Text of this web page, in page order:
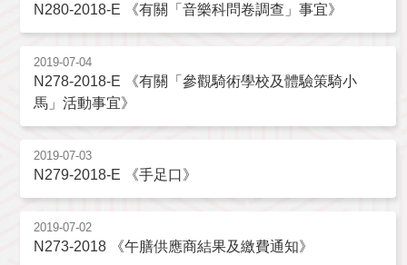
N280-2018-E 《有關「音樂科問卷調查」事宜》
2019-07-04
N278-2018-E 《有關「參觀騎術學校及體驗策騎小
馬」活動事宜》
2019-07-03
N279-2018-E 《手足口》
2019-07-02
N273-2018 《午膳供應商結果及繳費通知》